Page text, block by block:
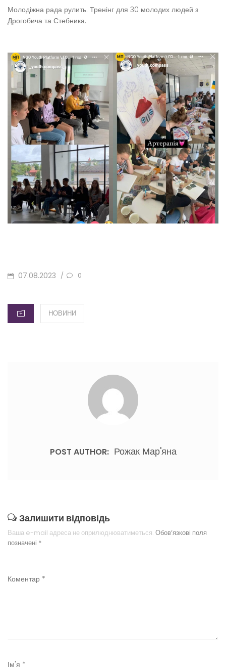
Молодіжна рада рулить. Тренінг для 30 молодих людей з
Дрогобича та Стебника.
POSTED
07.08.2023 / 0
CATEGORIES
НОВИНИ
POST AUTHOR: Рожак Мар'яна
Залишити відповідь
Ваша e-mail адреса не оприлюднюватиметься. Обов’язкові поля
позначені *
Коментар *
Ім'я *